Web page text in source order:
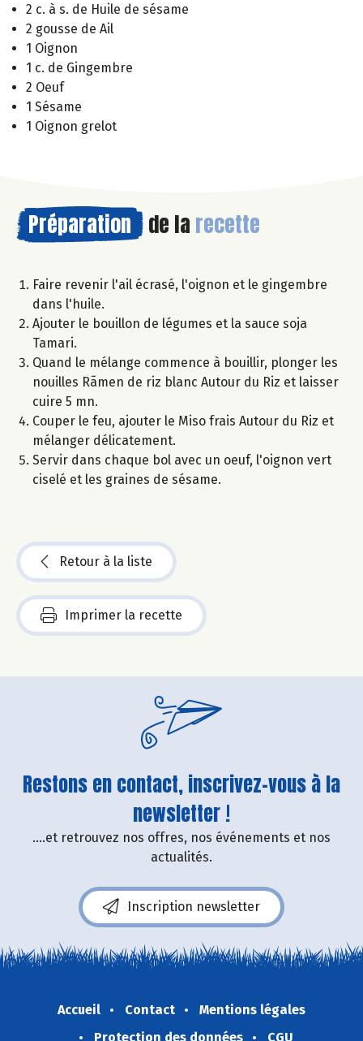
2 c. à s. de Huile de sésame
2 gousse de Ail
1 Oignon
1 c. de Gingembre
2 Oeuf
1 Sésame
1 Oignon grelot
Préparation de la recette
Faire revenir l'ail écrasé, l'oignon et le gingembre
dans l'huile.
Ajouter le bouillon de légumes et la sauce soja
Tamari.
Quand le mélange commence à bouillir, plonger les
nouilles Rãmen de riz blanc Autour du Riz et laisser
cuire 5 mn.
Couper le feu, ajouter le Miso frais Autour du Riz et
mélanger délicatement.
Servir dans chaque bol avec un oeuf, l'oignon vert
ciselé et les graines de sésame.
Retour à la liste
Imprimer la recette
Restons en contact, inscrivez-vous à la
newsletter !
....et retrouvez nos offres, nos événements et nos
actualités.
Inscription newsletter
Accueil Contact
Mentions légales
Protection des données
CGU